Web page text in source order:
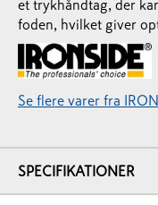
et trykhåndtag, der
foden, hvilket giver
Se flere varer fra
SPECIFIKATIONER